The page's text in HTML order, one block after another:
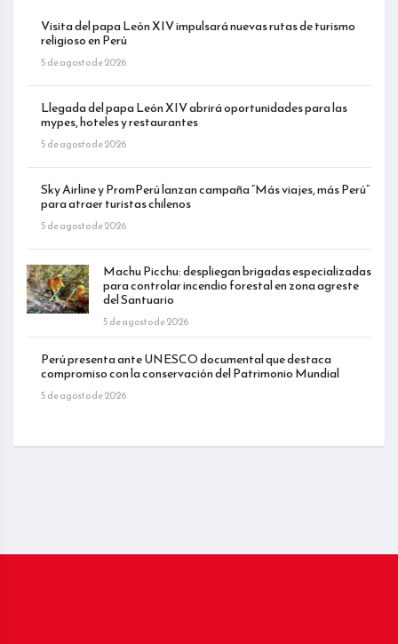
Visita del papa León XIV impulsará nuevas rutas de turismo
religioso en Perú
5 de agosto de 2026
Llegada del papa León XIV abrirá oportunidades para las
mypes, hoteles y restaurantes
5 de agosto de 2026
Sky Airline y PromPerú lanzan campaña “Más viajes, más Perú”
para atraer turistas chilenos
5 de agosto de 2026
Machu Picchu: despliegan brigadas especializadas
para controlar incendio forestal en zona agreste
del Santuario
5 de agosto de 2026
Perú presenta ante UNESCO documental que destaca
compromiso con la conservación del Patrimonio Mundial
5 de agosto de 2026